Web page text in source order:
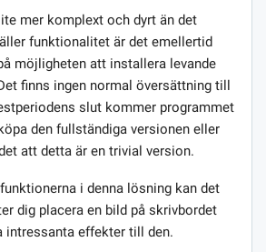
mer komplext och dyrt än det
funktionalitet är det emellertid
möjligheten att installera levande
finns ingen normal översättning till
slut kommer programmet
den fullständiga versionen eller
att detta är en trivial version.
i denna lösning kan det
dig placera en bild på skrivbordet
intressanta effekter till den.